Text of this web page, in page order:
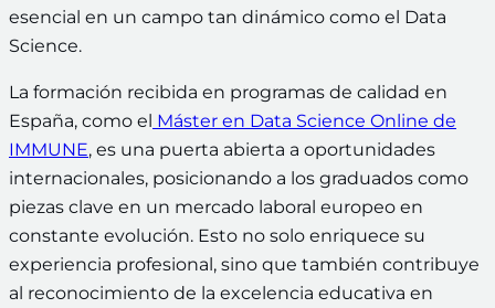
esencial en un campo tan dinámico como el Data
Science.
La formación recibida en programas de calidad en
España, como el Máster en Data Science Online de
IMMUNE, es una puerta abierta a oportunidades
internacionales, posicionando a los graduados como
piezas clave en un mercado laboral europeo en
constante evolución. Esto no solo enriquece su
experiencia profesional, sino que también contribuye
al reconocimiento de la excelencia educativa en